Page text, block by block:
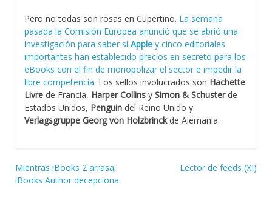
Pero no todas son rosas en Cupertino. La semana
pasada la Comisión Europea anunció que se abrió una
investigación para saber si Apple y cinco editoriales
importantes han establecido precios en secreto para los
eBooks con el fin de monopolizar el sector e impedir la
libre competencia. Los sellos involucrados son Hachette
Livre de Francia, Harper Collins y Simon & Schusterde
Estados Unidos, Penguin del Reino Unido y
Verlagsgruppe Georg von Holzbrinckde Alemania.
Navegación
de
Mientras iBooks 2 arrasa,
iBooks Author decepciona
Lector de feeds (XI)